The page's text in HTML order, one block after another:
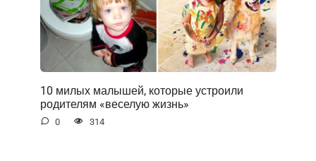
10 милых малышей, которые устроили
родителям «веселую жизнь»
0 314